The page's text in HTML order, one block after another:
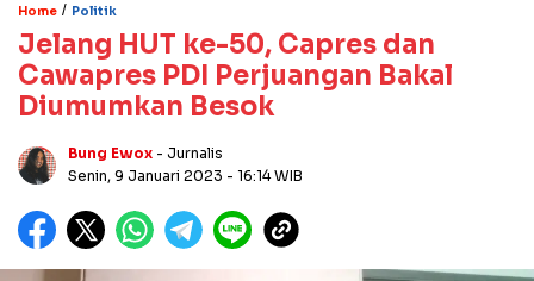
Home / Politik
Jelang HUT ke-50, Capres dan
Cawapres PDI Perjuangan Bakal
Diumumkan Besok
Bung Ewox - Jurnalis
Senin, 9 Januari 2023 - 16:14 WIB